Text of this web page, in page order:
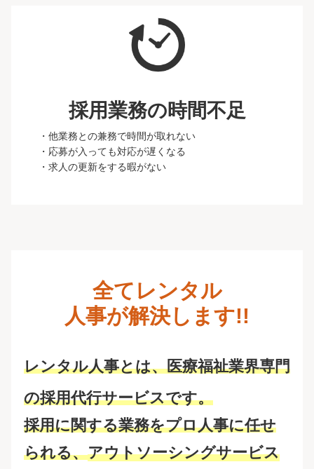
採用業務の時間不足
・他業務との兼務で時間が取れない
・応募が入っても対応が遅くなる
・求人の更新をする暇がない
全てレンタル
人事が解決します!!
レンタル人事とは、医療福祉業界専門
の採用代行サービスです。
採用に関する業務をプロ人事に任せ
られる、アウトソーシングサービス